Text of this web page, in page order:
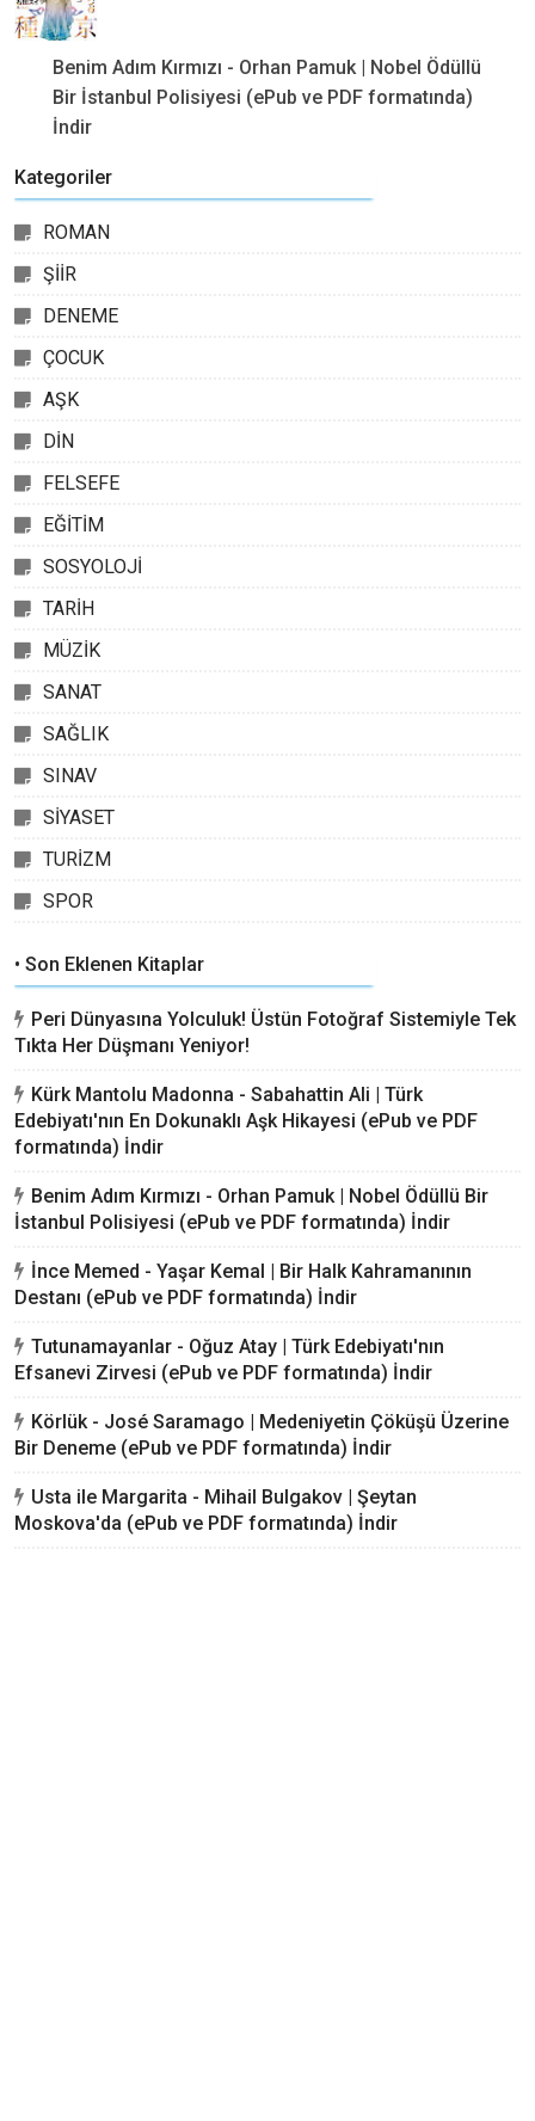
Benim Adım Kırmızı - Orhan Pamuk | Nobel Ödüllü
Bir İstanbul Polisiyesi (ePub ve PDF formatında)
İndir
Kategoriler
ROMAN
ŞİİR
DENEME
ÇOCUK
AŞK
DİN
FELSEFE
EĞİTİM
SOSYOLOJİ
TARİH
MÜZİK
SANAT
SAĞLIK
SINAV
SİYASET
TURİZM
SPOR
• Son Eklenen Kitaplar
Peri Dünyasına Yolculuk! Üstün Fotoğraf Sistemiyle Tek
Tıkta Her Düşmanı Yeniyor!
Kürk Mantolu Madonna - Sabahattin Ali | Türk
Edebiyatı'nın En Dokunaklı Aşk Hikayesi (ePub ve PDF
formatında) İndir
Benim Adım Kırmızı - Orhan Pamuk | Nobel Ödüllü Bir
İstanbul Polisiyesi (ePub ve PDF formatında) İndir
İnce Memed - Yaşar Kemal | Bir Halk Kahramanının
Destanı (ePub ve PDF formatında) İndir
Tutunamayanlar - Oğuz Atay | Türk Edebiyatı'nın
Efsanevi Zirvesi (ePub ve PDF formatında) İndir
Körlük - José Saramago | Medeniyetin Çöküşü Üzerine
Bir Deneme (ePub ve PDF formatında) İndir
Usta ile Margarita - Mihail Bulgakov | Şeytan
Moskova'da (ePub ve PDF formatında) İndir